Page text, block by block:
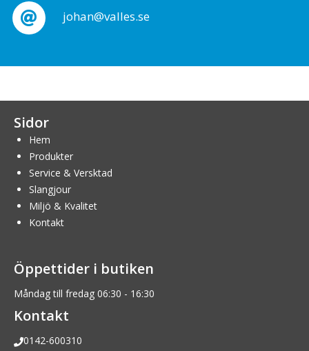
johan@valles.se
Sidor
Hem
Produkter
Service & Versktad
Slangjour
Miljö & Kvalitet
Kontakt
Öppettider i butiken
Måndag till fredag 06:30 - 16:30
Kontakt
0142-600310